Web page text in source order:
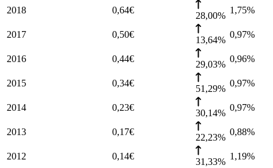
2018 0,64€
28,00%
1,75%
2017 0,50€
13,64%
0,97%
2016 0,44€
29,03%
0,96%
2015 0,34€
51,29%
0,97%
2014 0,23€
30,14%
0,97%
2013 0,17€
22,23%
0,88%
2012 0,14€
31,33%
1,19%